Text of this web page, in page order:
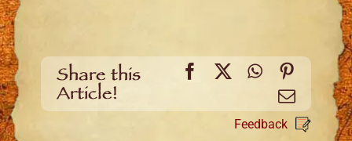
Share this
Article!
Facebook
X WhatsApp
Email
Feedback